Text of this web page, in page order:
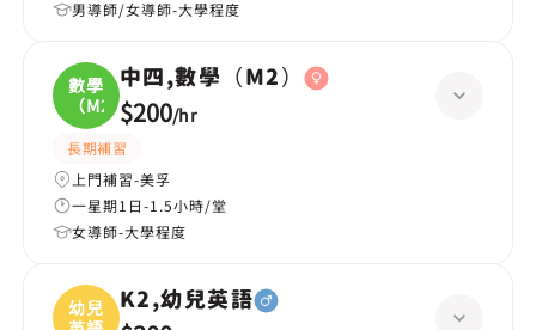
男導師/女導師-大學程度
數學
（M2
中四,數學（M2）
$200/hr
長期補習
上門補習-美孚
一星期1日-1.5小時/堂
女導師-大學程度
幼兒
K2,幼兒英語